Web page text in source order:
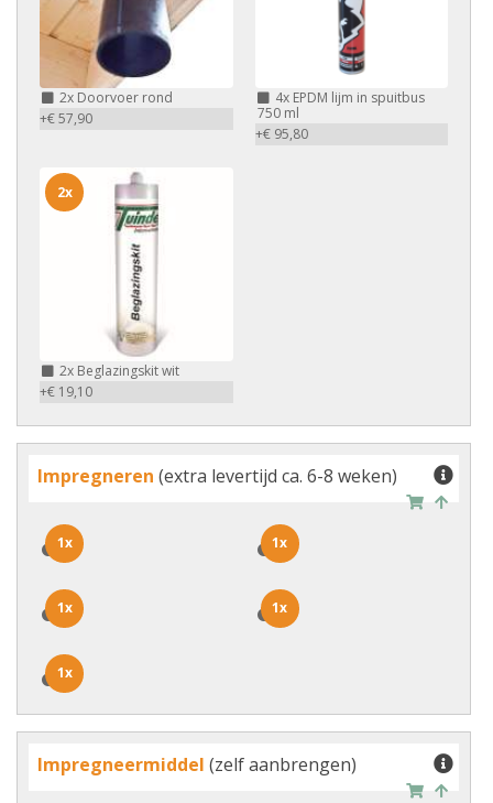
2x Doorvoer rond
+€ 57,90
4xEPDM lijm in spuitbus
750 ml
+€ 95,80
2x Beglazingskit wit
+€ 19,10
2x
Impregneren (extra levertijd ca. 6-8 weken)
1x
1x 1x
1x
1x
1x 1x
1x
1x
1x
Impregneermiddel (zelf aanbrengen)